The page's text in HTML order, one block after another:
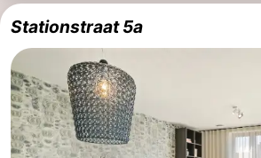
Stationstraat 5a